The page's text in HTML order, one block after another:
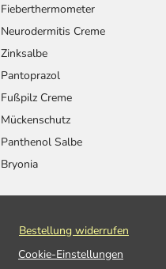
Fieberthermometer
Neurodermitis Creme
Zinksalbe
Pantoprazol
Fußpilz Creme
Mückenschutz
Panthenol Salbe
Bryonia
Bestellung widerrufen
Cookie-Einstellungen